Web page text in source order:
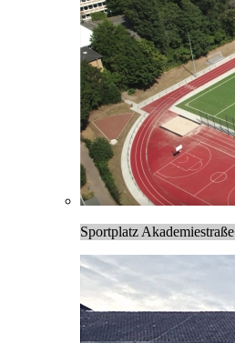
Sportplatz Akademiestraße